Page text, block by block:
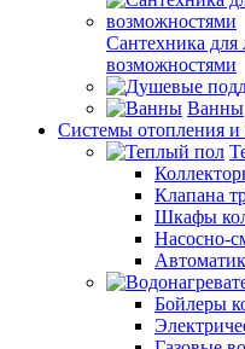
Сантехника
возможностями
Ванны
Системы отопления и
Клапана
Шкафы
Насосно-
Бойлеры